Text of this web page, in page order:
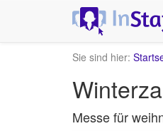
Sie sind hier:
Messe für